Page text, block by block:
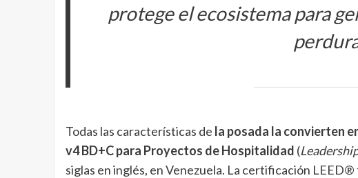
protege el ecosistema para
Todas las características de la posada la convierten
v4 BD+C para Proyectos de Hospitalidad (
siglas en inglés, en Venezuela. La certificación